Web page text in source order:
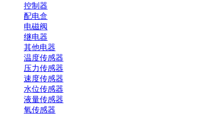
控制器
配电盒
电磁阀
继电器
其他电器
温度传感器
压力传感器
速度传感器
水位传感器
液量传感器
氧传感器